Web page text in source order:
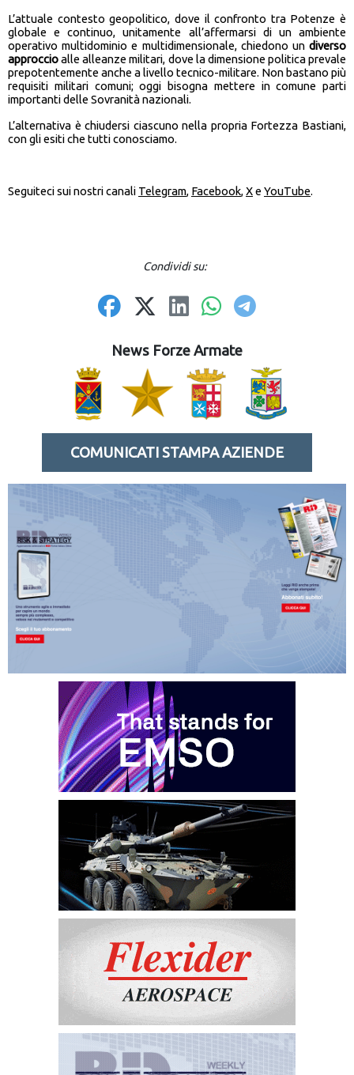
L’attuale contesto geopolitico, dove il confronto tra Potenze è
globale e continuo, unitamente all’affermarsi di un ambiente
operativo multidominio e multidimensionale, chiedono un diverso
approccioalle alleanze militari, dove la dimensione politica prevale
prepotentemente anche a livello tecnico-militare. Non bastano più
requisiti militari comuni; oggi bisogna mettere in comune parti
importanti delle Sovranità nazionali.
L’alternativa è chiudersi ciascuno nella propria Fortezza Bastiani,
con gli esiti che tutti conosciamo.
Seguiteci sui nostri canali Telegram, Facebook,Xe YouTube.
Condividi su:
News Forze Armate
COMUNICATI STAMPA AZIENDE